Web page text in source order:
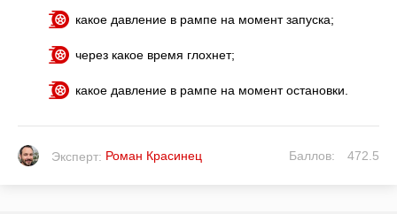
какое давление в рампе на момент запуска;
через какое время глохнет;
какое давление в рампе на момент остановки.
Эксперт: Роман Красинец Баллов: 472.5